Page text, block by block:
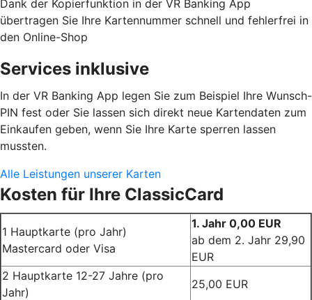
Dank der Kopierfunktion in der VR Banking App
übertragen Sie Ihre Kartennummer schnell und fehlerfrei in
den Online-Shop
Services inklusive
In der VR Banking App legen Sie zum Beispiel Ihre Wunsch-
PIN fest oder Sie lassen sich direkt neue Kartendaten zum
Einkaufen geben, wenn Sie Ihre Karte sperren lassen
mussten.
Alle Leistungen unserer Karten
Kosten für Ihre ClassicCard
1 Hauptkarte (pro Jahr)
Mastercard oder Visa
1. Jahr 0,00 EUR
ab dem 2. Jahr 29,90
EUR
2 Hauptkarte 12-27 Jahre (pro
Jahr)
25,00 EUR